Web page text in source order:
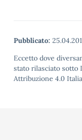
Pubblicato:
Eccetto dove
stato rilasciato sotto
Attribuzione 4.0